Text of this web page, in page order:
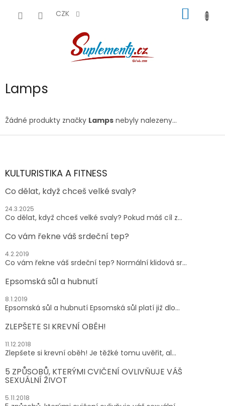
CZK
KOŠÍK
Lamps
Žádné produkty značky Lamps nebyly nalezeny...
Z
aKULTURISTIKA A FITNESS
Co dělat, když chceš velké svaly?
24.3.2025
Co dělat, když chceš velké svaly? Pokud máš cíl z...
Co vám řekne váš srdeční tep?
4.2.2019
Co vám řekne váš srdeční tep? Normální klidová sr...
Epsomská sůl a hubnutí
8.1.2019
Epsomská sůl a hubnutí Epsomská sůl platí již dlo...
ZLEPŠETE SI KREVNÍ OBĚH!
11.12.2018
Zlepšete si krevní oběh! Je těžké tomu uvěřit, al...
5 ZPŮSOBŮ, KTERÝMI CVIČENÍ OVLIVŇUJE VÁŠ
SEXUÁLNÍ ŽIVOT
5.11.2018